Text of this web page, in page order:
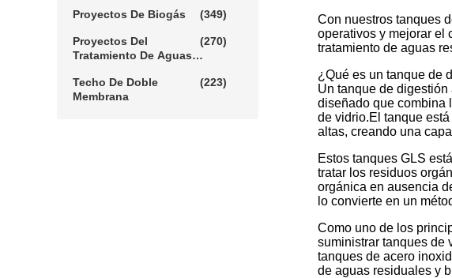
Proyectos De Biogás (349)
Proyectos Del
Tratamiento De Aguas
(270)
Techo De Doble
Membrana
(223)
Con nuestros tanques
operativos y mejorar el
tratamiento de aguas
¿Qué es un tanque de
Un tanque de
diseñado que combina
de vidrio.El tanque
altas, creando una
Estos tanques GLS
tratar los residuos
orgánica en ausencia
lo convierte en un
Como uno de los
suministrar tanques de
tanques de acero
de aguas residuales y